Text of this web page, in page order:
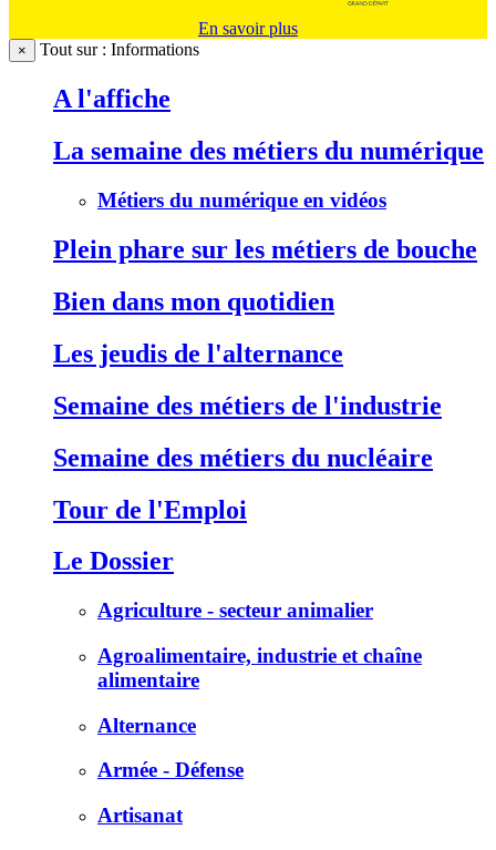
En savoir plus
× Tout sur : Informations
A l'affiche
La semaine des métiers du numérique
Métiers du numérique en vidéos
Plein phare sur les métiers de bouche
Bien dans mon quotidien
Les jeudis de l'alternance
Semaine des métiers de l'industrie
Semaine des métiers du nucléaire
Tour de l'Emploi
Le Dossier
Agriculture - secteur animalier
Agroalimentaire, industrie et chaîne
alimentaire
Alternance
Armée - Défense
Artisanat